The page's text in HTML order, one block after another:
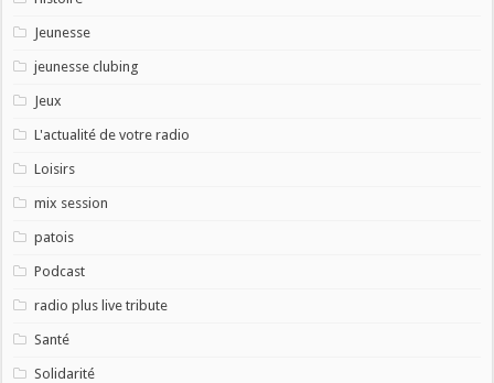
Jeunesse
jeunesse clubing
Jeux
L'actualité de votre radio
Loisirs
mix session
patois
Podcast
radio plus live tribute
Santé
Solidarité